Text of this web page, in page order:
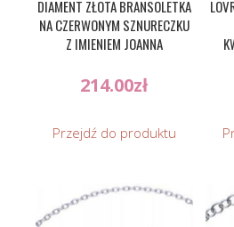
DIAMENT ZŁOTA BRANSOLETKA
NA CZERWONYM SZNURECZKU
Z IMIENIEM JOANNA
214.00zł
Przejdź do produktu